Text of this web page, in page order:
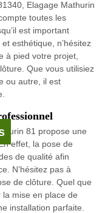
Elagage Mathurin
toutes les
est important
esthétique, n’hésitez
à pied votre projet,
Que vous utilisiez
ou autre, il est
81 propose une
effet, la pose de
de qualité afin
N’hésitez pas à
de clôture. Quel que
mise en place de
installation parfaite.